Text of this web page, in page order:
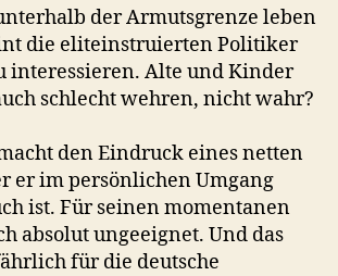
der Armutsgrenze leben
die eliteinstruierten Politiker
interessieren. Alte und Kinder
schlecht wehren, nicht wahr?
den Eindruck eines netten
er im persönlichen Umgang
ist. Für seinen momentanen
absolut ungeeignet. Und das
für die deutsche